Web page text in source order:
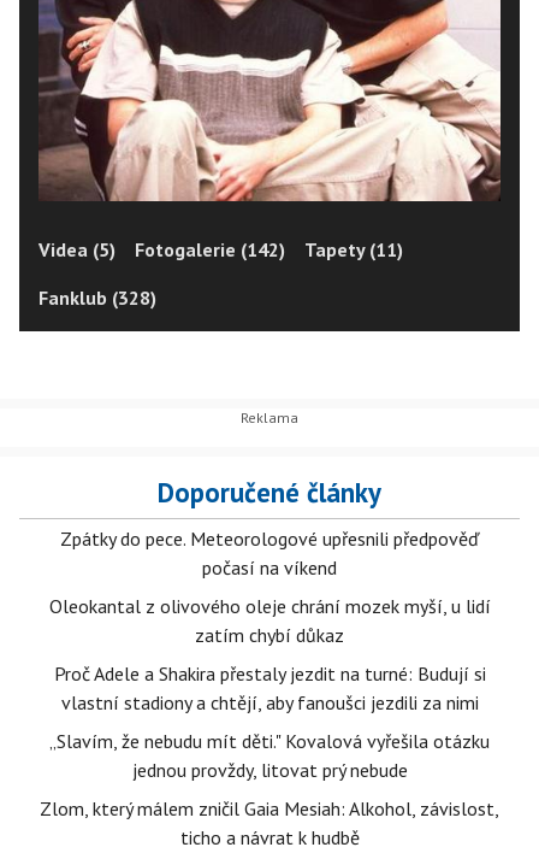
Videa (5) Fotogalerie (142)
Tapety (11)
Fanklub (328)
Doporučené články
Zpátky do pece. Meteorologové upřesnili předpověď
počasí na víkend
Oleokantal z olivového oleje chrání mozek myší, u lidí
zatím chybí důkaz
Proč Adele a Shakira přestaly jezdit na turné: Budují si
vlastní stadiony a chtějí, aby fanoušci jezdili za nimi
„Slavím, že nebudu mít děti." Kovalová vyřešila otázku
jednou provždy, litovat prý nebude
Zlom, který málem zničil Gaia Mesiah: Alkohol, závislost,
ticho a návrat k hudbě